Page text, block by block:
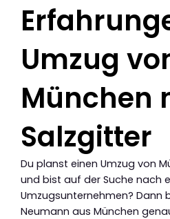
Umzug
München
Salzgitter
Du planst einen Umzug von
und bist auf der Suche nach
Umzugsunternehmen? Dann
Neumann aus München